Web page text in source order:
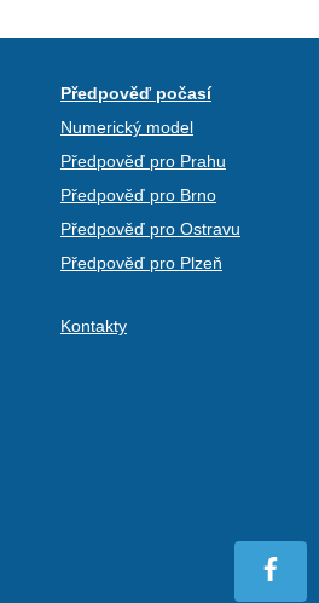
Předpověď počasí
Numerický model
Předpověď pro Prahu
Předpověď pro Brno
Předpověď pro Ostravu
Předpověď pro Plzeň
Kontakty